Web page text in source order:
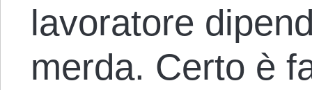
lavoratore
merda. Certo è